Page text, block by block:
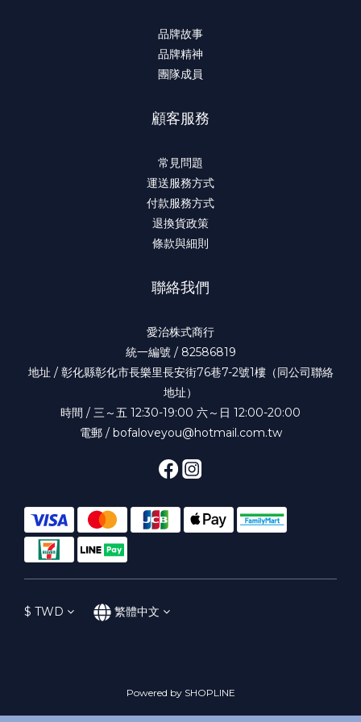
品牌故事
品牌精神
團隊成員
顧客服務
常見問題
運送服務方式
付款服務方式
退換貨政策
條款與細則
聯絡我們
愛治株式商行
統一編號 / 82586819
地址 / 彰化縣彰化市長樂里長安街76巷7-2號1樓（同公司聯絡
地址）
時間 / 三～五 12:30-19:00 六～日 12:00-20:00
電郵 / bofaloveyou@hotmail.com.tw
$ TWD 繁體中文
Powered by SHOPLINE